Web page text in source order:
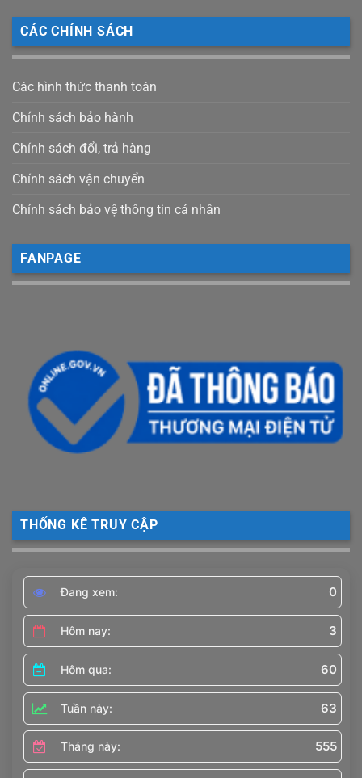
CÁC CHÍNH SÁCH
Các hình thức thanh toán
Chính sách bảo hành
Chính sách đổi, trả hàng
Chính sách vận chuyển
Chính sách bảo vệ thông tin cá nhân
FANPAGE
THỐNG KÊ TRUY CẬP
Đang xem: 0
Hôm nay: 3
Hôm qua: 60
Tuần này: 63
Tháng này: 555